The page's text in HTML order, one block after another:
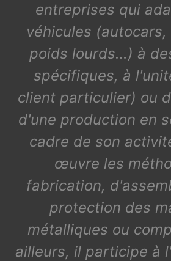
entreprises qui
véhicules (autocars,
poids lourds…) à
spécifiques, à
client particulier) ou
d'une production en
cadre de son
œuvre les
fabrication,
protection des
métalliques ou
ailleurs, il participe à